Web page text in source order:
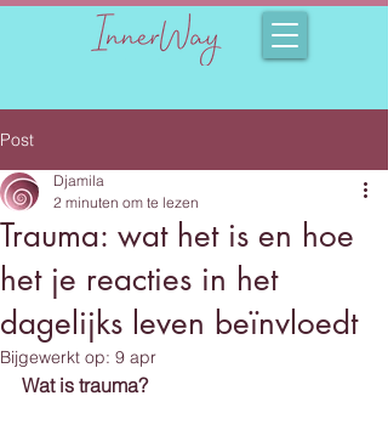
Post
Trauma: wat het is en hoe
het je reacties in het
dagelijks leven beïnvloedt
Djamila
2 minuten om te lezen
Bijgewerkt op: 9 apr
Wat is trauma?